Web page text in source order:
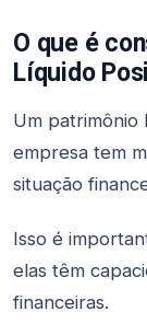
O que é
Líquido
Um patrimônio
empresa tem
situação
Isso é
elas têm
financeiras.